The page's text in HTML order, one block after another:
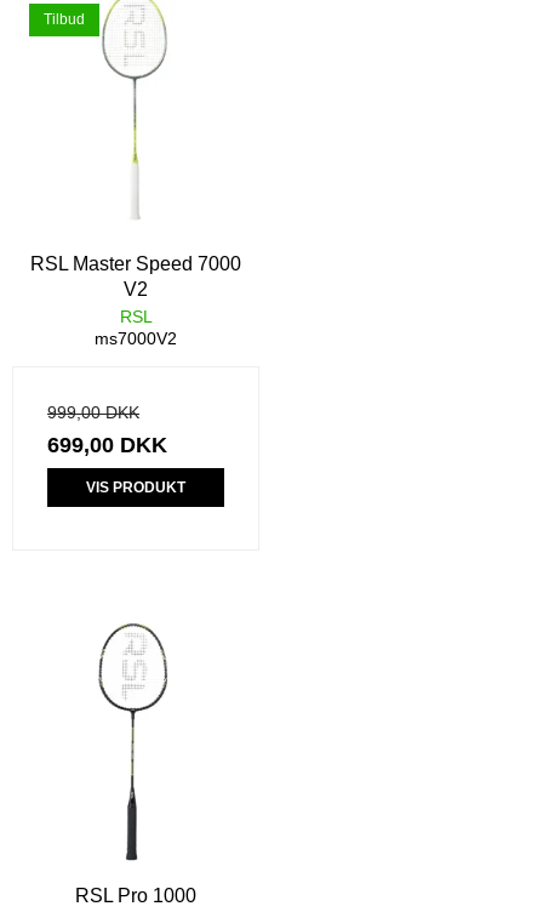
Tilbud
RSL Master Speed 7000
V2
RSL
ms7000V2
999,00 DKK
699,00 DKK
VIS PRODUKT
RSL Pro 1000